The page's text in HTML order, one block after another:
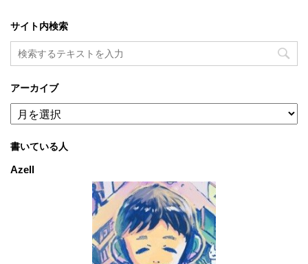
サイト内検索
アーカイブ
ア
ー
イ
ブ
書いている人
Azell